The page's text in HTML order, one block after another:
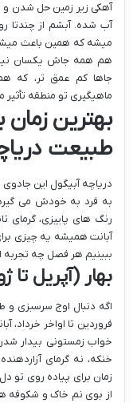
آهکی زیر زمین حل شدن و
آب شده. آبشم از چندتا
میشه که همین باعث
هم همه جاش یکسان
جاها کم عمق تر، که
ماهیگیری تو منطقه تأثیر
بهترین زمان
طبیعت
دریاچه آبیگول این
به فرد به خودش می
رنگ های پاییزی، گرمای
آبانت همیشه یه چیزی
ببینیم هر فصل چه تجربه
بهار (آپریل
اگه دنبال اوج سرسبزی و
فروردین تا اواخر خرداد،
خواب زمستونی بیدار
خنکه، نه گرمای
زمان برای پیاده روی تو
از بوی نم خاک و شکوفه